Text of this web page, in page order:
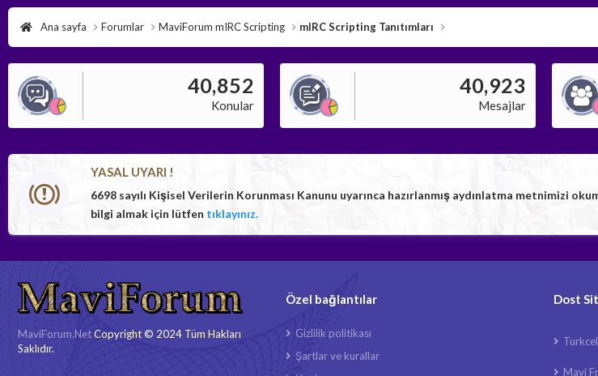
Ana sayfa Forumlar MaviForum mIRC Scripting mIRC Scripting Tanıtımları
40,852
Konular
40,923
Mesajlar
YASAL UYARI !
6698 sayılı Kişisel Verilerin Korunması Kanunu uyarınca hazırlanmış aydınlatma metnimizi
bilgi almak için lütfen tıklayınız.
MaviForum.NetCopyright © 2024 Tüm Hakları
Saklıdır.
Özel bağlantılar
Gizlilik politikası
Şartlar ve kurallar
Dost
Mavi